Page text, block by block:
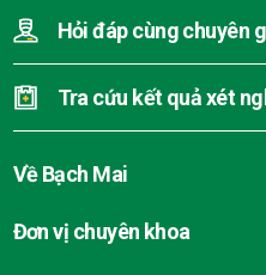
Hỏi đáp cùng chuyên
Tra cứu kết quả xét
Về Bạch Mai
Đơn vị chuyên khoa